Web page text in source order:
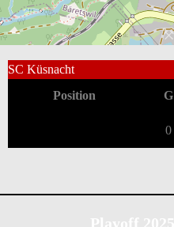
0
SC Küsnacht
Position
G
0